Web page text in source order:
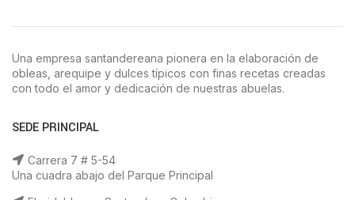
Una empresa santandereana pionera en la elaboración de
obleas, arequipe y dulces típicos con finas recetas creadas
con todo el amor y dedicación de nuestras abuelas.
SEDE PRINCIPAL
Carrera 7 # 5-54
Una cuadra abajo del Parque Principal